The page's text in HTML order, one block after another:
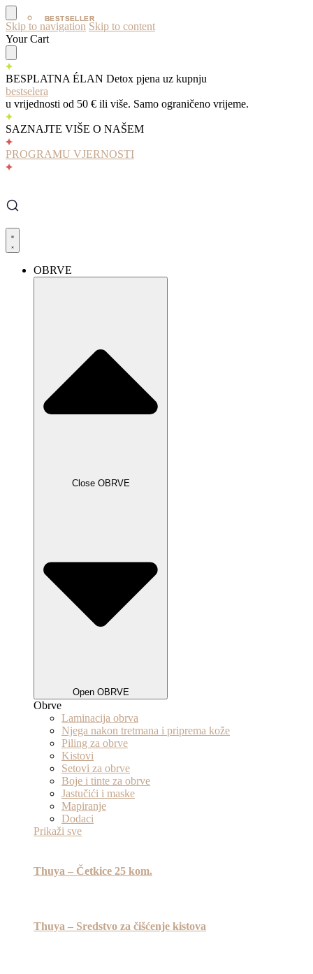
Skip to navigation Skip to content
Your Cart
BESPLATNA ÉLAN Detox pjena uz kupnju
bestselera
u vrijednosti od 50 € ili više. Samo ograničeno vrijeme.
SAZNAJTE VIŠE O NAŠEM
PROGRAMU VJERNOSTI
OBRVE
Close OBRVE
Open OBRVE
Obrve
Laminacija obrva
Njega nakon tretmana i priprema kože
Piling za obrve
Kistovi
Setovi za obrve
Boje i tinte za obrve
Jastučići i maske
Mapiranje
Dodaci
Prikaži sve
Thuya – Četkice 25 kom.
Thuya – Sredstvo za čišćenje kistova
BESTSELLER
BESTSELLER